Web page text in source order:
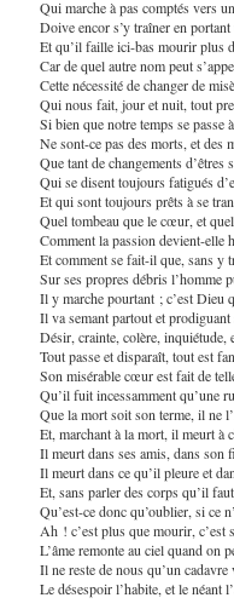
Qui marche à pas comptés vers
Doive encor s’y traîner en
Et qu’il faille ici-bas mourir plus
Car de quel autre nom peut
Cette nécessité de changer de
Qui nous fait, jour et nuit, tout
Si bien que notre temps se passe
Ne sont-ce pas des morts, et des
Que tant de changements d’êtres
Qui se disent toujours fatigués
Et qui sont toujours prêts à se
Quel tombeau que le cœur, et
Comment la passion devient-elle
Et comment se fait-il que, sans y
Sur ses propres débris l’homme
Il y marche pourtant ; c’est Dieu
Il va semant partout et
Désir, crainte, colère, inquiétude,
Tout passe et disparaît, tout est
Son misérable cœur est fait de
Qu’il fuit incessamment qu’une
Que la mort soit son terme, il ne
Et, marchant à la mort, il meurt à
Il meurt dans ses amis, dans son
Il meurt dans ce qu’il pleure et
Et, sans parler des corps qu’il
Qu’est-ce donc qu’oublier, si ce
Ah ! c’est plus que mourir, c’est
L’âme remonte au ciel quand on
Il ne reste de nous qu’un
Le désespoir l’habite, et le néant